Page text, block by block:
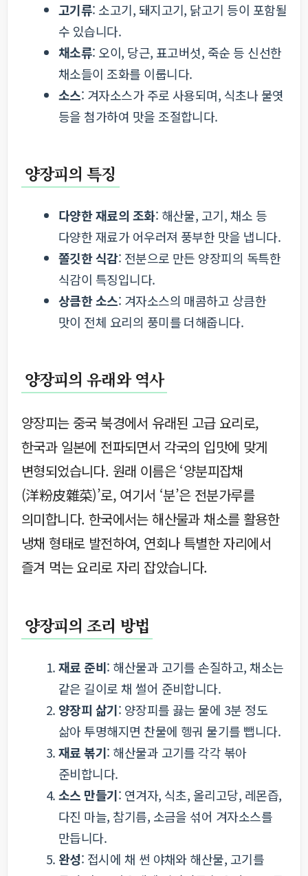
고기류: 소고기, 돼지고기, 닭고기 등이 포함될
수 있습니다.
채소류: 오이, 당근, 표고버섯, 죽순 등 신선한
채소들이 조화를 이룹니다.
소스: 겨자소스가 주로 사용되며, 식초나 물엿
등을 첨가하여 맛을 조절합니다.
양장피의 특징
다양한 재료의 조화: 해산물, 고기, 채소 등
다양한 재료가 어우러져 풍부한 맛을 냅니다.
쫄깃한 식감: 전분으로 만든 양장피의 독특한
식감이 특징입니다.
상큼한 소스: 겨자소스의 매콤하고 상큼한
맛이 전체 요리의 풍미를 더해줍니다.
양장피의 유래와 역사
양장피는 중국 북경에서 유래된 고급 요리로,
한국과 일본에 전파되면서 각국의 입맛에 맞게
변형되었습니다. 원래 이름은 ‘양분피잡채
(洋粉皮雜菜)’로, 여기서 ‘분’은 전분가루를
의미합니다. 한국에서는 해산물과 채소를 활용한
냉채 형태로 발전하여, 연회나 특별한 자리에서
즐겨 먹는 요리로 자리 잡았습니다.
양장피의 조리 방법
재료 준비: 해산물과 고기를 손질하고, 채소는
같은 길이로 채 썰어 준비합니다.
양장피 삶기: 양장피를 끓는 물에 3분 정도
삶아 투명해지면 찬물에 헹궈 물기를 뺍니다.
재료 볶기: 해산물과 고기를 각각 볶아
준비합니다.
소스 만들기: 연겨자, 식초, 올리고당, 레몬즙,
다진 마늘, 참기름, 소금을 섞어 겨자소스를
만듭니다.
완성: 접시에 채 썬 야채와 해산물, 고기를